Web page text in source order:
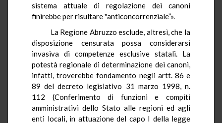
sistema attuale di regolazione dei canoni
finirebbe per risultare "anticoncorrenziale”».
La Regione Abruzzo esclude, altresì, che la
disposizione censurata possa considerarsi
invasiva di competenze esclusive statali. La
potestà regionale di determinazione dei canoni,
infatti, troverebbe fondamento negli artt. 86 e
89 del decreto legislativo 31 marzo 1998, n.
112 (Conferimento di funzioni e compiti
amministrativi dello Stato alle regioni ed agli
enti locali, in attuazione del capo I della legge